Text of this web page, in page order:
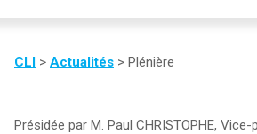
CLI > Actualités > Plénière
Présidée par M. Paul CHRISTOPHE,